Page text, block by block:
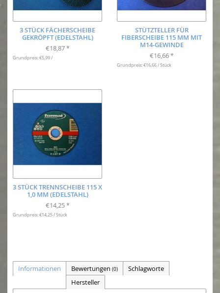
3 STÜCK FÄCHERSCHEIBE
GEKRÖPFT (EDELSTAHL)
€18,87 *
Grundpreis: €5,99 /
STÜTZTELLER FÜR
FIBERSCHEIBE 115 MM MIT
M14-GEWINDE
€16,66 *
Grundpreis: €16,66 / Stück
3 STÜCK TRENNSCHEIBE 115 X
1,0 MM (EDELSTAHL)
€14,25 *
Grundpreis: €14,25 / Stück
Informationen Bewertungen (0)
Schlagworte
Hersteller